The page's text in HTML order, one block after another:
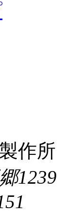
作所
1239